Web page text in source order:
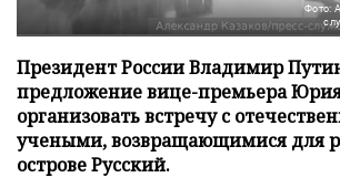
Фото:
Президент России Владимир
предложение вице-премьера
организовать встречу с
учеными, возвращающимися для
острове Русский.